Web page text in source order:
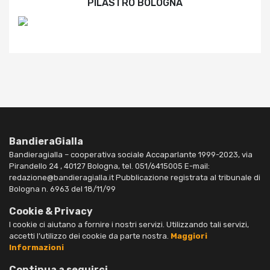
PILASTRO BOLOGNA
BandieraGialla
Bandieragialla – cooperativa sociale Accaparlante 1999-2023, via
Pirandello 24 , 40127 Bologna, tel. 051/6415005 E-mail:
redazione@bandieragialla.it Pubblicazione registrata al tribunale di
Bologna n. 6963 del 18/11/99
Cookie & Privacy
I cookie ci aiutano a fornire i nostri servizi. Utilizzando tali servizi,
accetti l’utilizzo dei cookie da parte nostra. Maggiori
Informazioni